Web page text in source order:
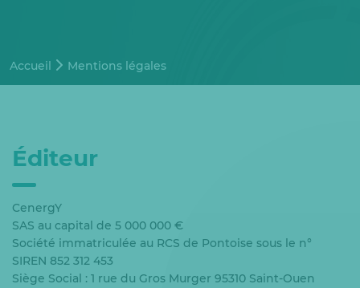
Accueil Mentions légales
Éditeur
CenergY
SAS au capital de 5 000 000 €
Société immatriculée au RCS de Pontoise sous le n°
SIREN 852 312 453
Siège Social : 1 rue du Gros Murger 95310 Saint-Ouen